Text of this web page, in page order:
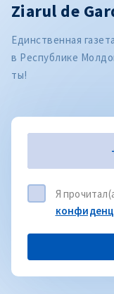
Ziarul de
Единственная
в Республике
ты!
Я